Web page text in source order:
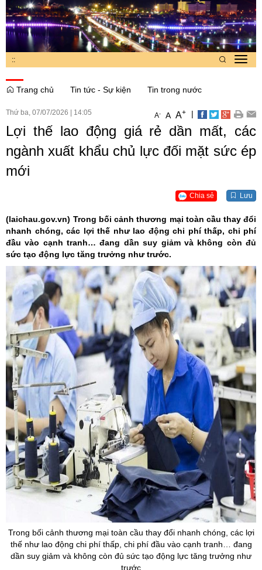
::
Trang chủ
Tin tức - Sự kiện Tin trong nước
Thứ ba, 07/07/2026 14:05 A- A A+ |
Lợi thế lao động giá rẻ dần mất, các
ngành xuất khẩu chủ lực đối mặt sức ép
mới
Chia sẻ Lưu
(laichau.gov.vn) Trong bối cảnh thương mại toàn cầu thay đổi
nhanh chóng, các lợi thế như lao động chi phí thấp, chi phí
đầu vào cạnh tranh… đang dần suy giảm và không còn đủ
sức tạo động lực tăng trưởng như trước.
Trong bối cảnh thương mại toàn cầu thay đổi nhanh chóng, các lợi
thế như lao động chi phí thấp, chi phí đầu vào cạnh tranh…
đang
dần suy giảm và không còn đủ sức tạo động lực tăng trưởng như
trước